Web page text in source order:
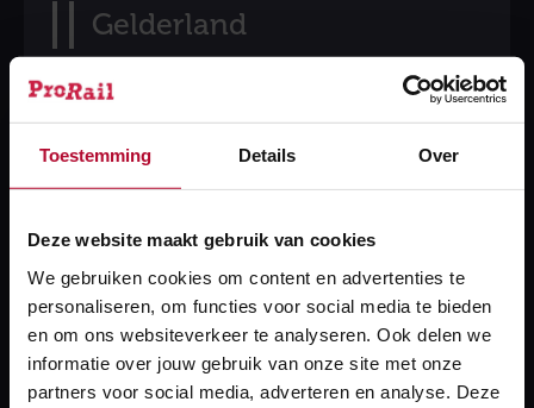
Toestemming Details Over
Deze website maakt gebruik van cookies
We gebruiken cookies om content en advertenties te
personaliseren, om functies voor social media te bieden
en om ons websiteverkeer te analyseren. Ook delen we
informatie over jouw gebruik van onze site met onze
partners voor social media, adverteren en analyse. Deze
Gelderland
Station Barneveld Zuid
Station Oosterbeek
7,97 | 12
Station Twello
7,74 | 30